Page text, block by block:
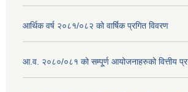
आर्थिक वर्ष २०८१/०८२ को वार्षिक प्रगित विवरण
आ.व. २०८०/०८१ को सम्पू्र्ण आयोजनाहरुको वित्तीय